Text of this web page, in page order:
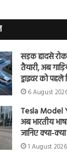
सड़क हादसे
तैयारी, अब
ड्राइवर को
6 August
Tesla Model
अब भारतीय
जानिए क्या-
1 August